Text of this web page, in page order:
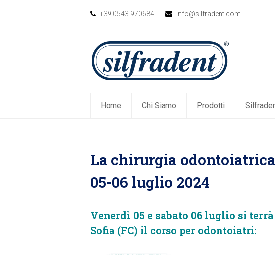
+39 0543 970684 info@silfradent.com
Home Chi Siamo Prodotti
La chirurgia
05-06 luglio 2024
Venerdì 05 e sabato 06 luglio si terrà
Sofia (FC) il corso per odontoiatri: